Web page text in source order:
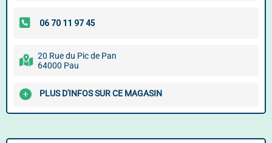
20 Rue du Pic de Pan
64000 Pau
PLUS D'INFOS SUR CE MAGASIN